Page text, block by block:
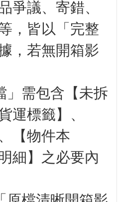
爭議、寄錯、
，皆以「完整
，若無開箱影
」需包含【未拆
運標籤】、
【物件本
細】之必要內